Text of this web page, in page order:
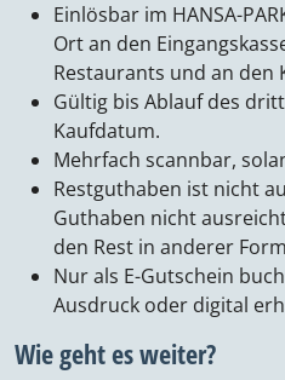
Einlösbar im HANSA-
Ort an den
Restaurants und an den
Gültig bis Ablauf des
Kaufdatum.
Mehrfach scannbar,
Restguthaben ist nicht
Guthaben nicht
den Rest in anderer
Nur als E-Gutschein
Ausdruck oder digital
Wie geht es weiter?